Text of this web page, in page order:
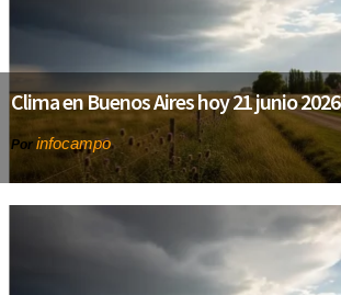
Clima en Buenos Aires hoy 21 junio 2026
Por infocampo